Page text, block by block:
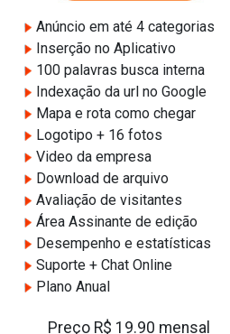
Anúncio em até 4 categorias
Inserção no Aplicativo
100 palavras busca interna
Indexação da url no Google
Mapa e rota como chegar
Logotipo + 16 fotos
Video da empresa
Download de arquivo
Avaliação de visitantes
Área Assinante de edição
Desempenho e estatísticas
Suporte + Chat Online
Plano Anual
Preço R$ 19.90 mensal